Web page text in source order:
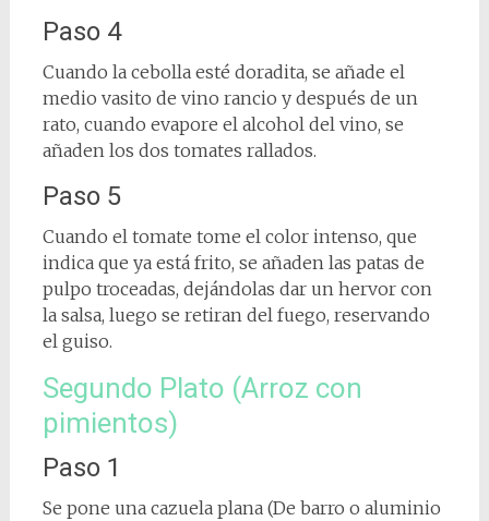
Paso 4
Cuando la cebolla esté doradita, se añade el
medio vasito de vino rancio y después de un
rato, cuando evapore el alcohol del vino, se
añaden los dos tomates rallados.
Paso 5
Cuando el tomate tome el color intenso, que
indica que ya está frito, se añaden las patas de
pulpo troceadas, dejándolas dar un hervor con
la salsa, luego se retiran del fuego, reservando
el guiso.
Segundo Plato (Arroz con
pimientos)
Paso 1
Se pone una cazuela plana (De barro o aluminio